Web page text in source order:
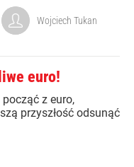
Wojciech Tukan
euro!
z euro,
przyszłość odsunąć